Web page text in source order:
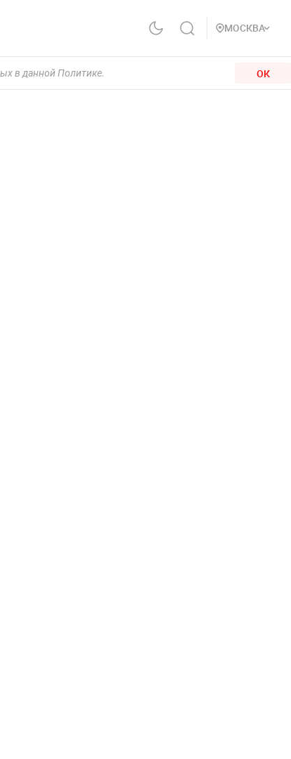
МОСКВА
в данной Политике. ОК